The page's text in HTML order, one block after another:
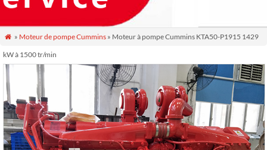
 » Moteur de pompe Cummins» Moteur à pompe Cummins KTA50-P1915 1429
kW à 1500 tr/min